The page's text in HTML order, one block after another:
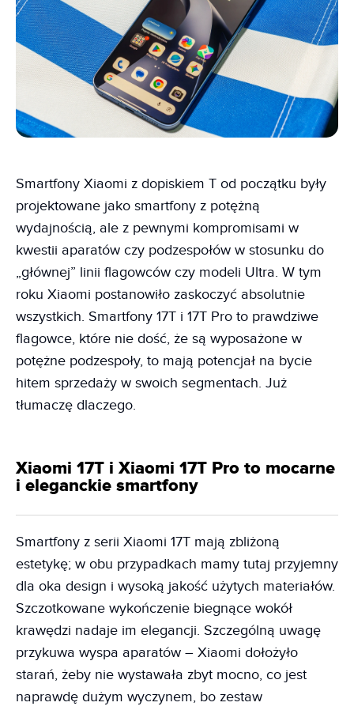
Smartfony Xiaomi z dopiskiem T od początku były
projektowane jako smartfony z potężną
wydajnością, ale z pewnymi kompromisami w
kwestii aparatów czy podzespołów w stosunku do
„głównej” linii flagowców czy modeli Ultra. W tym
roku Xiaomi postanowiło zaskoczyć absolutnie
wszystkich. Smartfony 17T i 17T Pro to prawdziwe
flagowce, które nie dość, że są wyposażone w
potężne podzespoły, to mają potencjał na bycie
hitem sprzedaży w swoich segmentach. Już
tłumaczę dlaczego.
Xiaomi 17T i Xiaomi 17T Pro to mocarne
i eleganckie smartfony
Smartfony z serii Xiaomi 17T mają zbliżoną
estetykę; w obu przypadkach mamy tutaj przyjemny
dla oka design i wysoką jakość użytych materiałów.
Szczotkowane wykończenie biegnące wokół
krawędzi nadaje im elegancji. Szczególną uwagę
przykuwa wyspa aparatów – Xiaomi dołożyło
starań, żeby nie wystawała zbyt mocno, co jest
naprawdę dużym wyczynem, bo zestaw